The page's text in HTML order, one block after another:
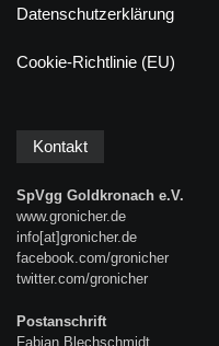
Datenschutzerklärung
Cookie-Richtlinie (EU)
Kontakt
SpVgg Goldkronach e.V.
www.gronicher.de
info[at]gronicher.de
facebook.com/gronicher
twitter.com/gronicher
Postanschrift
Fabian Blechschmidt